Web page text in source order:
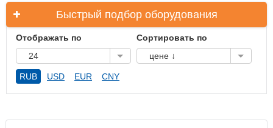
Быстрый подбор оборудования
Отображать по
24
Сортировать по
цене ↓
RUB USD EUR CNY